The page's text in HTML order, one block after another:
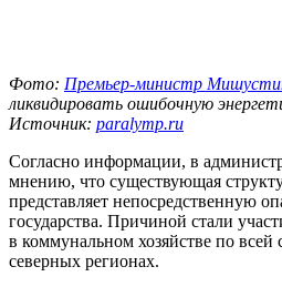
Фото: Премьер-министр
ликвидировать ошибочную
Источник: paralymp.ru
Согласно информации, в
мнению, что существующая
представляет непосредственную
государства. Причиной стали
в коммунальном хозяйстве по всей
северных регионах.